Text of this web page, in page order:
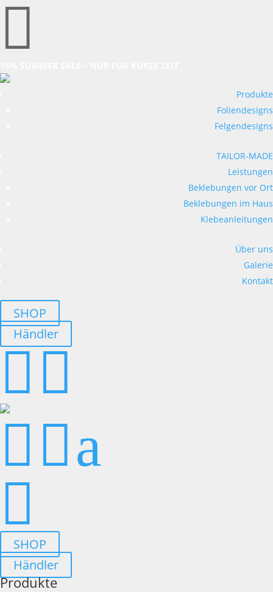

Produkte
Foliendesigns
Felgendesigns
TAILOR-MADE
Leistungen
Beklebungen vor Ort
Beklebungen im Haus
Klebeanleitungen
Über uns
Galerie
Kontakt
SHOP
Händler
 
 a

SHOP
Händler
Produkte